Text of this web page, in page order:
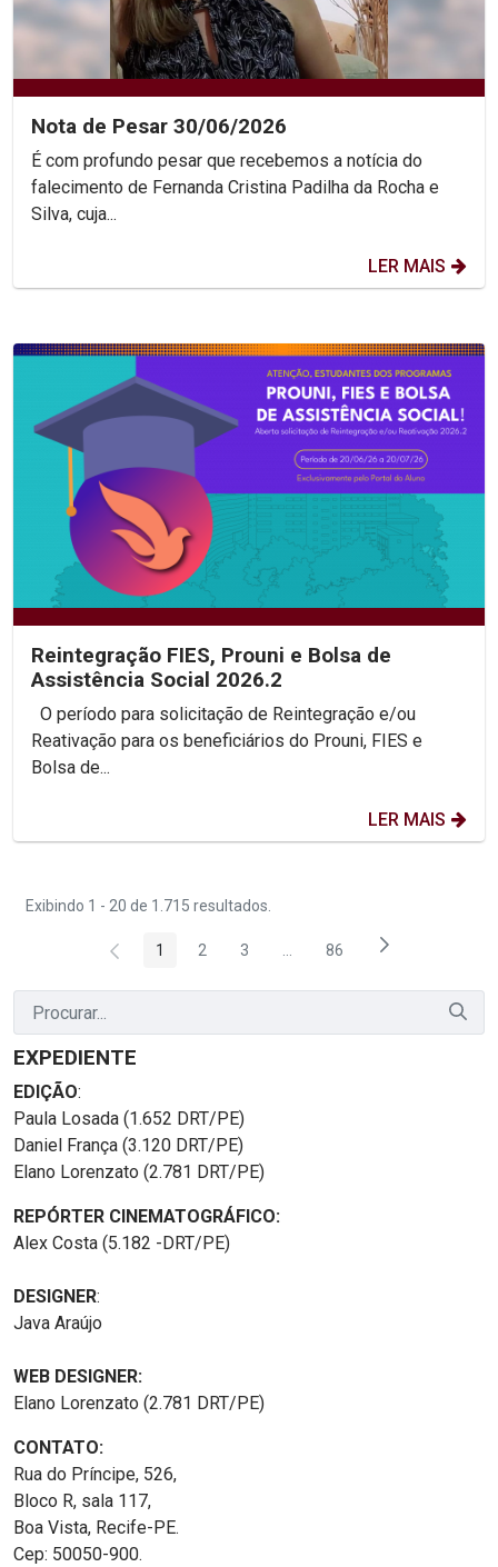
Nota de Pesar 30/06/2026
É com profundo pesar que recebemos a notícia do
falecimento de Fernanda Cristina Padilha da Rocha e
Silva, cuja...
LER MAIS
Reintegração FIES, Prouni e Bolsa de
Assistência Social 2026.2
Reativação para os beneficiários do Prouni, FIES e
Bolsa de...
LER MAIS
Exibindo 1 - 20 de 1.715 resultados.
Página
1 Página
2 Página
3 Páginas intermediárias Usar
Página
86
EXPEDIENTE
EDIÇÃO:
Paula Losada (1.652 DRT/PE)
Daniel França (3.120 DRT/PE)
Elano Lorenzato (2.781 DRT/PE)
REPÓRTER CINEMATOGRÁFICO:
Alex Costa (5.182 -DRT/PE)
DESIGNER:
Java Araújo
WEB DESIGNER:
Elano Lorenzato (2.781 DRT/PE)
CONTATO:
Rua do Príncipe, 526,
Bloco R, sala 117,
Boa Vista, Recife-PE.
Cep: 50050-900.